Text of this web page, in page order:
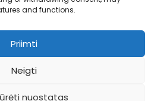
and functions.
Priimti
Neigti
nuostatas
© Bodyfoodas.lt 2026